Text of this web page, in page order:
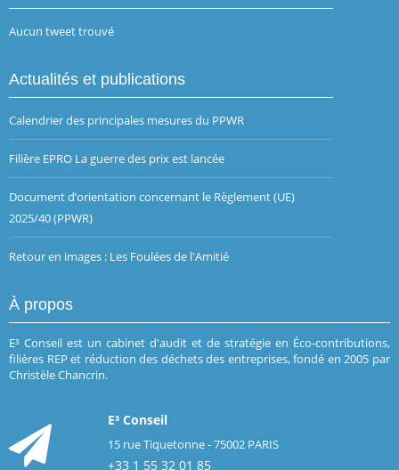
Aucun tweet trouvé
Actualités et publications
Calendrier des principales mesures du PPWR
Filière EPRO La guerre des prix est lancée
Document d’orientation concernant le Règlement (UE)
2025/40 (PPWR)
Retour en images : Les Foulées de l'Amitié
À propos
E³ Conseil est un cabinet d'audit et de stratégie en Éco-contributions,
filières REP et réduction des déchets des entreprises, fondé en 2005 par
Christèle Chancrin.
E³ Conseil
15 rue Tiquetonne - 75002 PARIS
+33 1 55 32 01 85